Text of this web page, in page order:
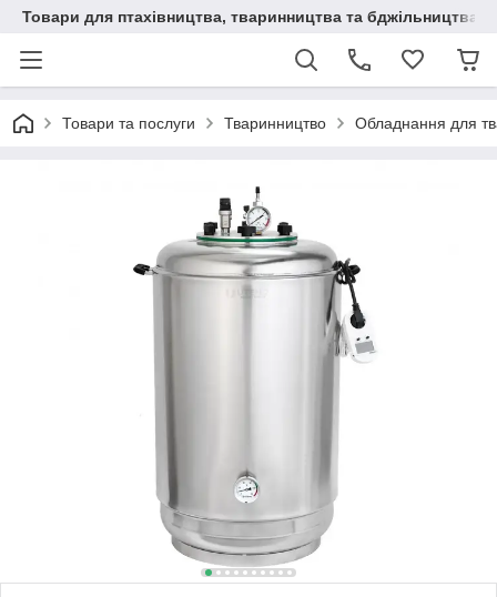
Товари для птахівництва, тваринництва та бджільництва
Товари та послуги Тваринництво Обладнання для